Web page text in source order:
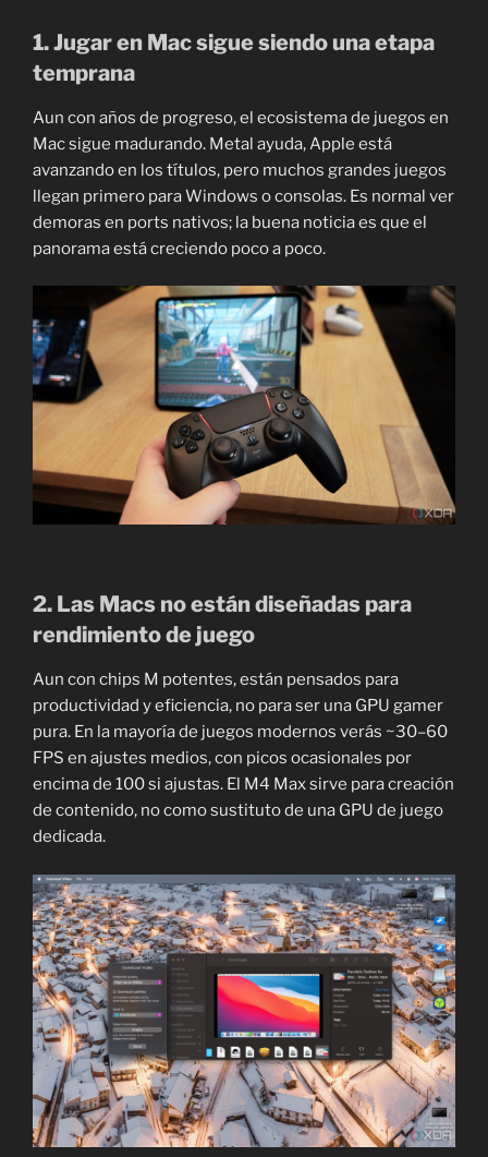
1. Jugar en Mac sigue siendo una etapa
temprana
Aun con años de progreso, el ecosistema de juegos en
Mac sigue madurando. Metal ayuda, Apple está
avanzando en los títulos, pero muchos grandes juegos
llegan primero para Windows o consolas. Es normal ver
demoras en ports nativos; la buena noticia es que el
panorama está creciendo poco a poco.
2. Las Macs no están diseñadas para
rendimiento de juego
Aun con chips M potentes, están pensados para
productividad y eficiencia, no para ser una GPU gamer
pura. En la mayoría de juegos modernos verás ~30–60
FPS en ajustes medios, con picos ocasionales por
encima de 100 si ajustas. El M4 Max sirve para creación
de contenido, no como sustituto de una GPU de juego
dedicada.